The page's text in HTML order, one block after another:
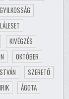
GYILKOSSÁG
KIVÉGZÉS
OKTÓBER
SZERETŐ
ÁGOTA